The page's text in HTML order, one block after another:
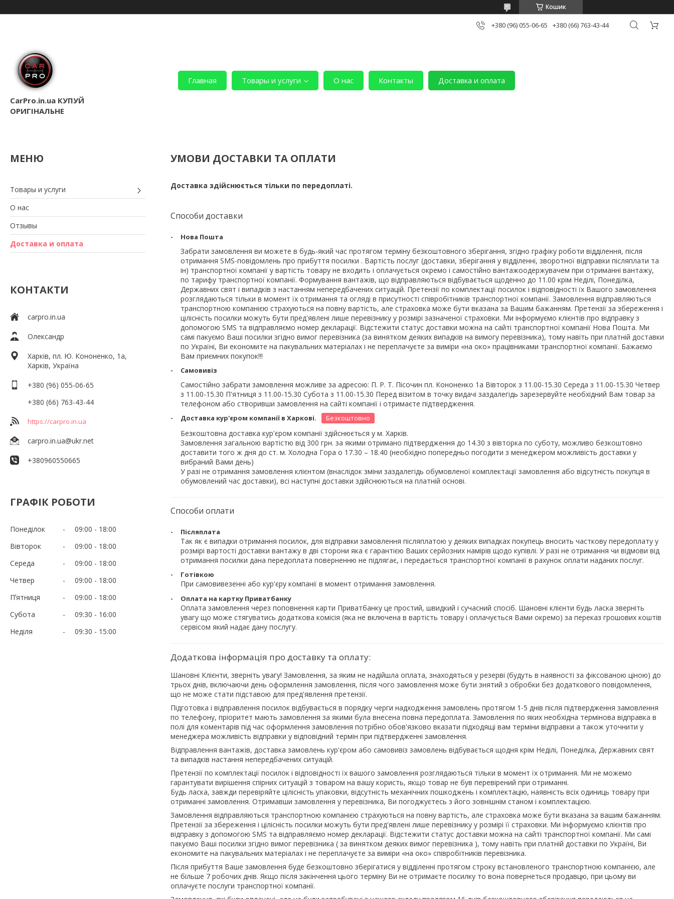
Кошик
+380 (96) 055-06-65 +380 (66) 763-43-44
CarPro.in.ua КУПУЙ
ОРИГІНАЛЬНЕ
Главная Товары и услуги О нас Контакты Доставка и оплата
Товары и услуги
О нас
Отзывы
Доставка и оплата
КОНТАКТИ
carpro.in.ua
Олександр
Харків, пл. Ю. Кононенко, 1а,
Харків, Україна
+380 (96) 055-06-65
+380 (66) 763-43-44
https://carpro.in.ua
carpro.in.ua@ukr.net
+380960550665
ГРАФІК РОБОТИ
Понеділок 09:00
18:00
Вівторок
09:00
18:00
Середа
09:00
18:00
Четвер
09:00
18:00
Пʼятниця
09:00
18:00
Субота
09:30
16:00
Неділя
09:30 15:00
УМОВИ ДОСТАВКИ ТА ОПЛАТИ
Доставка здійснюється тільки по передоплаті.
Способи доставки
Нова Пошта
Забрати замовлення ви можете в будь-який час протягом терміну безкоштовного зберігання, згідно графіку роботи відділення, після
отримання SMS-повідомлень про прибуття посилки . Вартість послуг (доставки, зберігання у відділенні, зворотної відправки післяплати та
ін) транспортної компанії у вартість товару не входить і оплачується окремо і самостійно вантажоодержувачем при отриманні вантажу,
по тарифу транспортної компанії. Формування вантажів, що відправляються відбувається щоденно до 11.00 крім Неділі, Понеділка,
Державних свят і випадків з настанням непередбачених ситуацій. Претензії по комплектації посилок і відповідності їх Вашого замовлення
розглядаються тільки в момент їх отримання та огляді в присутності співробітників транспортної компанії. Замовлення відправляються
транспортною компанією страхуються на повну вартість, але страховка може бути вказана за Вашим бажанням. Претензії за збереження і
цілісність посилки можуть бути пред'явлені лише перевізнику у розмірі зазначеної страховки. Ми інформуємо клієнтів про відправку з
допомогою SMS та відправляємо номер декларації. Відстежити статус доставки можна на сайті транспортної компанії Нова Пошта. Ми
самі пакуємо Ваші посилки згідно вимог перевізника (за винятком деяких випадків на вимогу перевізника), тому навіть при платній доставки
по Україні, Ви економите на пакувальних матеріалах і не переплачуєте за виміри «на око» працівниками транспортної компанії. Бажаємо
Вам приємних покупок!!!
Самовивіз
Самостійно забрати замовлення можливе за адресою: П. Р. Т. Пісочин пл. Кононенко 1а Вівторок з 11.00-15.30 Середа з 11.00-15.30 Четвер
з 11.00-15.30 П'ятниця з 11.00-15.30 Субота з 11.00-15.30 Перед візитом в точку видачі заздалегідь зарезервуйте необхідний Вам товар за
телефоном або створивши замовлення на сайті компанії і отримаєте підтвердження.
Доставка кур'єром компанії в Харкові. Безкоштовно
Безкоштовна доставка кур'єром компанії здійснюється у м. Харків.
Замовлення загальною вартістю від 300 грн. за якими отримано підтвердження до 14.30 з вівторка по суботу, можливо безкоштовно
доставити того ж дня до ст. м. Холодна Гора о 17.30 – 18.40 (необхідно попередньо погодити з менеджером можливість доставки у
вибраний Вами день)
У разі не отримання замовлення клієнтом (внаслідок зміни заздалегідь обумовленої комплектації замовлення або відсутність покупця в
обумовлений час доставки), всі наступні доставки здійснюються на платній основі.
Способи оплати
Післяплата
Так як є випадки отримання посилок, для відправки замовлення післяплатою у деяких випадках покупець вносить часткову передоплату у
розмірі вартості доставки вантажу в дві сторони яка є гарантією Ваших серйозних намірів щодо купівлі. У разі не отримання чи відмови від
отримання посилки дана передоплата поверненню не підлягає, і передається транспортної компанії в рахунок оплати наданих послуг.
Готівкою
При самовивезенні або кур'єру компанії в момент отримання замовлення.
Оплата на картку Приватбанку
Оплата замовлення через поповнення карти Приватбанку це простий, швидкий і сучасний спосіб. Шановні клієнти будь ласка зверніть
увагу що може стягуватись додаткова комісія (яка не включена в вартість товару і оплачується Вами окремо) за переказ грошових коштів
сервісом який надає дану послугу.
Шановні Клієнти, зверніть увагу! Замовлення, за яким не надійшла оплата, знаходяться у резерві (будуть в наявності за фіксованою ціною) до
трьох днів, включаючи день оформлення замовлення, після чого замовлення може бути знятий з обробки без додаткового повідомлення,
що не може стати підставою для пред'явлення претензії.
Підготовка і відправлення посилок відбувається в порядку черги надходження замовлень протягом 1-5 днів після підтвердження замовлення
по телефону, пріоритет мають замовлення за якими була внесена повна передоплата. Замовлення по яких необхідна термінова відправка в
полі для коментарів під час оформлення замовлення потрібно обов'язково вказати підходящі вам терміни відправки а також уточнити у
менеджера можливість відправки у відповідний термін при підтвердженні замовлення.
Відправлення вантажів, доставка замовлень кур'єром або самовивіз замовлень відбувається щодня крім Неділі, Понеділка, Державних свят
та випадків настання непередбачених ситуацій.
Претензії по комплектації посилок і відповідності їх вашого замовлення розглядаються тільки в момент їх отримання. Ми не можемо
гарантувати вирішення спірних ситуацій з товаром на вашу користь, якщо товар не був перевірений при отриманні.
Будь ласка, завжди перевіряйте цілісність упаковки, відсутність механічних пошкоджень і комплектацію, наявність всіх одиниць товару при
отриманні замовлення. Отримавши замовлення у перевізника, Ви погоджуєтесь з його зовнішнім станом і комплектацією.
Замовлення відправляються транспортною компанією страхуються на повну вартість, але страховка може бути вказана за вашим бажанням.
Претензії за збереження і цілісність посилки можуть бути пред'явлені лише перевізнику у розмірі її страховки. Ми інформуємо клієнтів про
відправку з допомогою SMS та відправляємо номер декларації. Відстежити статус доставки можна на сайті транспортної компанії. Ми самі
пакуємо Ваші посилки згідно вимог перевізника ( за винятком деяких вимог перевізника ), тому навіть при платній доставки по Україні, Ви
економите на пакувальних матеріалах і не переплачуєте за виміри «на око» співробітників перевізника.
Після прибуття Ваше замовлення буде безкоштовно зберігатися у відділенні протягом строку встановленого транспортною компанією, але
не більше 7 робочих днів. Якщо після закінчення цього терміну Ви не отримаєте посилку то вона повернеться продавцю, при цьому ви
оплачуєте послуги транспортної компанії.